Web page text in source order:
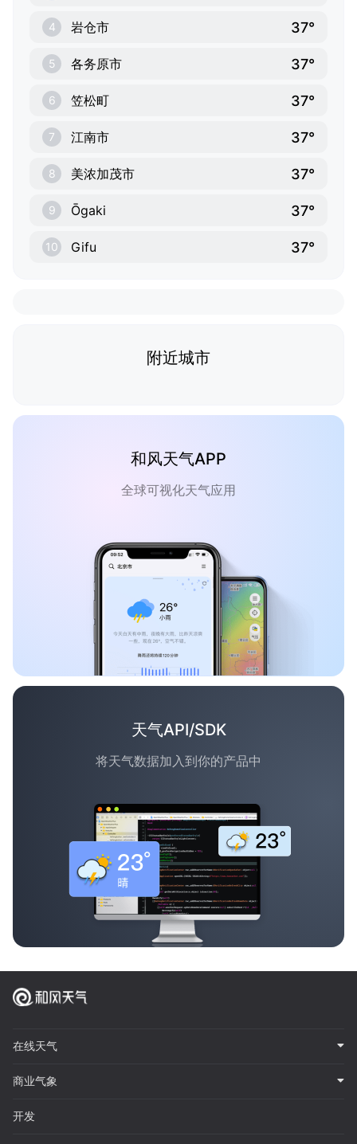
4 岩仓市 37°
5 各务原市 37°
6 笠松町 37°
7 江南市 37°
8 美浓加茂市 37°
9 Ōgaki 37°
10 Gifu 37°
附近城市
和风天气APP
全球可视化天气应用
天气API/SDK
将天气数据加入到你的产品中
在线天气
商业气象
开发